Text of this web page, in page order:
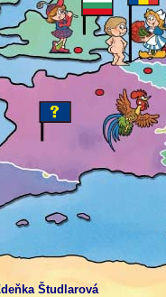
Študlarová